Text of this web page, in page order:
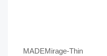
MADEMirage-Thin